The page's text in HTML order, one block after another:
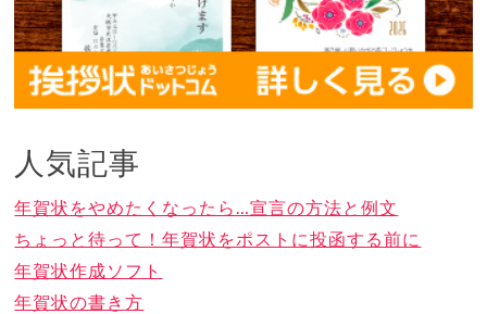
人気記事
年賀状をやめたくなったら…宣言の方法と例文
ちょっと待って！年賀状をポストに投函する前に
年賀状作成ソフト
年賀状の書き方